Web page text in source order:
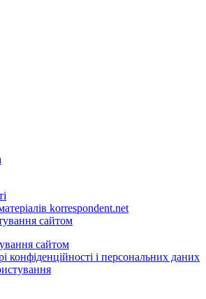
korrespondent.net
сайтом
сайтом
конфіденційності і персональних даних